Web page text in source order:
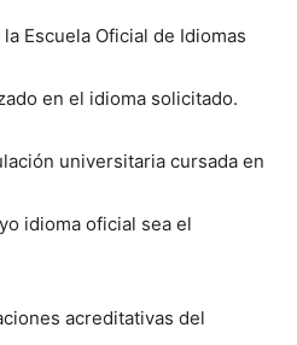
Escuela Oficial de Idiomas
en el idioma solicitado.
universitaria cursada en
idioma oficial sea el
acreditativas del